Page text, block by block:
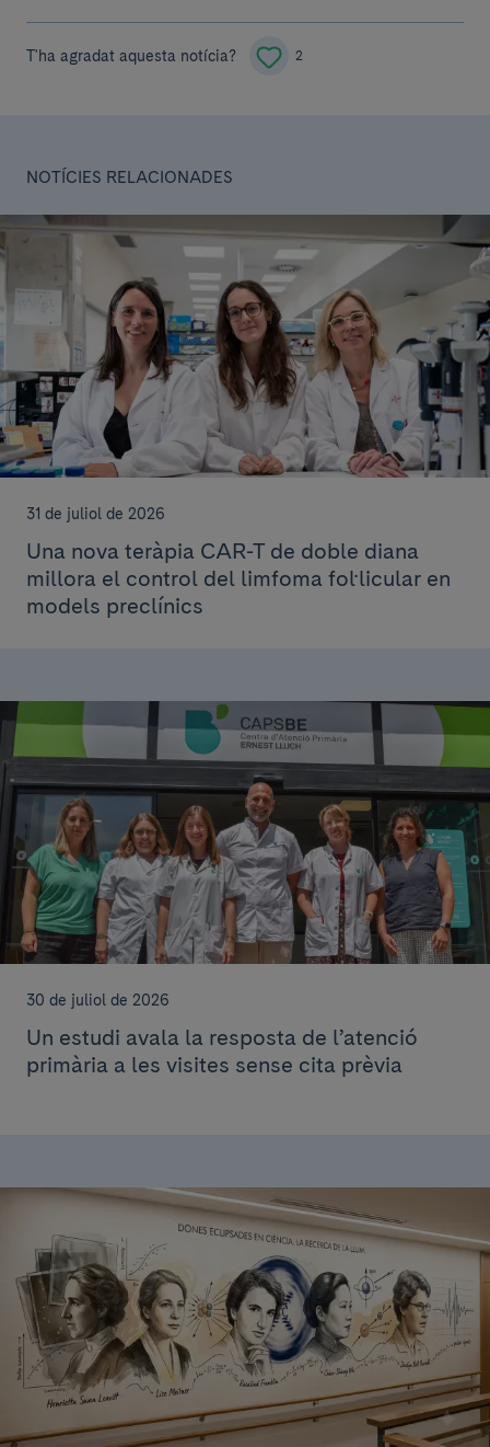
T'ha agradat aquesta notícia? 2
NOTÍCIES RELACIONADES
31 de juliol de 2026
Una nova teràpia CAR-T de doble diana
millora el control del limfoma fol·licular en
models preclínics
30 de juliol de 2026
Un estudi avala la resposta de l’atenció
primària a les visites sense cita prèvia